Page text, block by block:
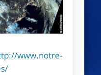
www.notre-